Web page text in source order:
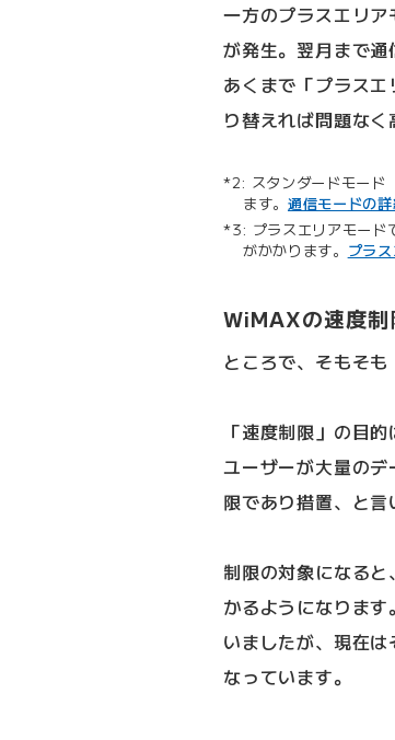
一方のプラスエリ
が発生。翌月まで
あくまで「プラス
り替えれば問題なく
スタンダードモード
ます。 通信モードの
プラスエリアモー
がかかります。 プラ
WiMAXの速度制
ところで、そもそ
「速度制限」の目
ユーザーが大量の
限であり措置、と言
制限の対象になる
かるようになりま
いましたが、現在
なっています。